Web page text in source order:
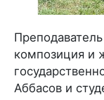
композиция и
Аббасов и